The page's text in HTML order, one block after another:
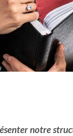
notre